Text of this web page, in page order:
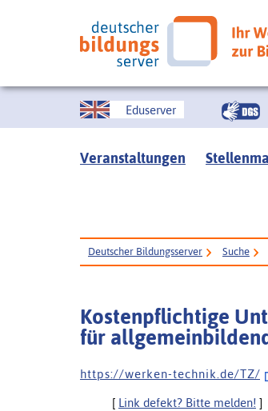
Eduserver
Veranstaltungen
Deutscher Bildungsserver Suche
Kostenpflichtige
für
h t t p s : / / w e r k e n - t e c h n i k . d e / T Z /
[ Link defekt? Bitte melden! ]